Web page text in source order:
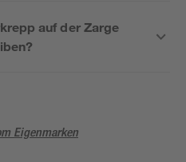
auf der Zarge
Eigenmarken